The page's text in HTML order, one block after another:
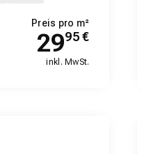
Preis pro m²
2995€
inkl. MwSt.